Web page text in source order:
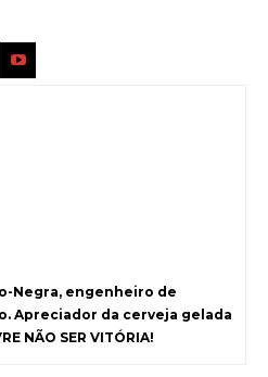
Negra, engenheiro de
Apreciador da cerveja gelada
NÃO SER VITÓRIA!